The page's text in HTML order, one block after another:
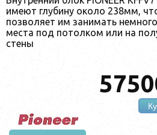
имеют глубину около 238мм,
позволяет им занимать немного
места под потолком или на
стены